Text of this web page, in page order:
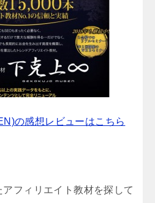
の感想レビューはこちら
フィリエイト教材を探して